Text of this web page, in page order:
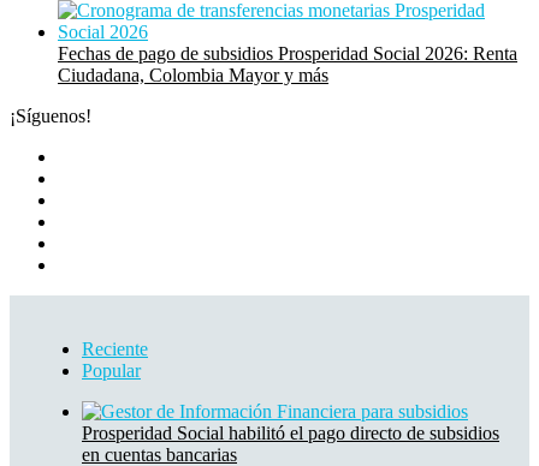
Fechas de pago de subsidios Prosperidad Social 2026: Renta
Ciudadana, Colombia Mayor y más
¡Síguenos!
Reciente
Popular
Prosperidad Social habilitó el pago directo de subsidios
en cuentas bancarias